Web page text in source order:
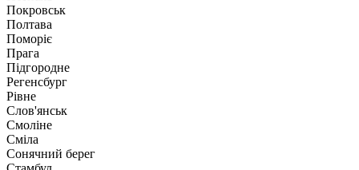
Покровськ
Полтава
Поморіє
Прага
Підгородне
Регенсбург
Рівне
Слов'янськ
Смоліне
Сміла
Сонячний берег